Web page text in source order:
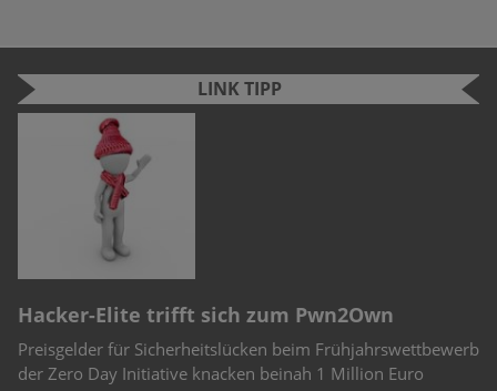
LINK TIPP
Hacker-Elite trifft sich zum Pwn2Own
Preisgelder für Sicherheitslücken beim Frühjahrswettbewerb
der Zero Day Initiative knacken beinah 1 Million Euro